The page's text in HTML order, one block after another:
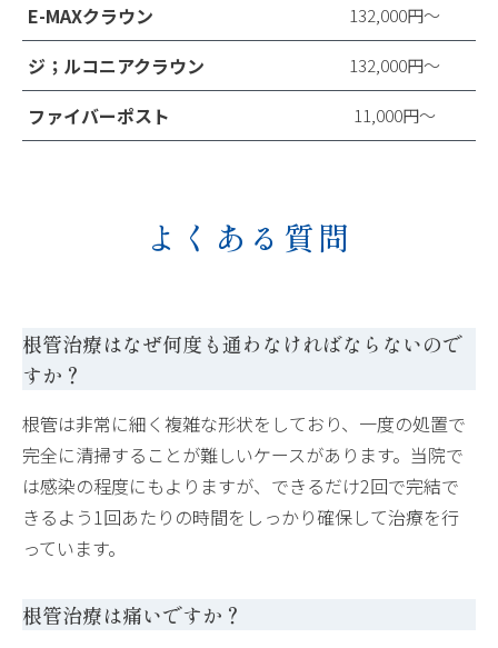
E-MAXクラウン 132,000円〜
ジ；ルコニアクラウン 132,000円〜
ファイバーポスト 11,000円〜
よくある質問
根管治療はなぜ何度も通わなければならないので
すか？
根管は非常に細く複雑な形状をしており、一度の処置で
完全に清掃することが難しいケースがあります。当院で
は感染の程度にもよりますが、できるだけ2回で完結で
きるよう1回あたりの時間をしっかり確保して治療を行
っています。
根管治療は痛いですか？